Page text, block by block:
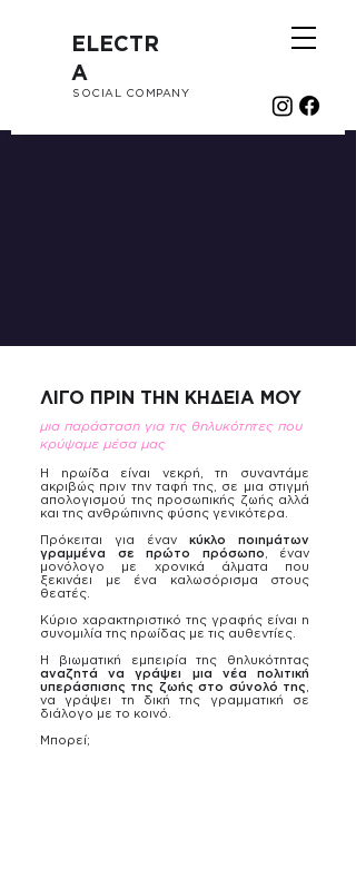
ELECTR
A
SOCIAL COMPANY
ΛΙΓΟ ΠΡΙΝ ΤΗΝ ΚΗΔΕΙΑ ΜΟΥ
μια παράσταση για τις θηλυκότητες που
κρύψαμε μέσα μας
Η ηρωίδα είναι νεκρή, τη συναντάμε
ακριβώς πριν την ταφή της, σε μια στιγμή
απολογισμού της προσωπικής ζωής αλλά
και της ανθρώπινης φύσης γενικότερα.
Πρόκειται για έναν κύκλο ποιημάτων
γραμμένα σε πρώτο πρόσωπο , έναν
μονόλογο με χρονικά άλματα που
ξεκινάει με ένα καλωσόρισμα στους
θεατές.
Κύριο χαρακτηριστικό της γραφής είναι η
συνομιλία της ηρωίδας με τις αυθεντίες.
Η βιωματική εμπειρία της θηλυκότητας
αναζητά να γράψει μια νέα πολιτική
υπεράσπισης της ζωής στο σύνολό της
να γράψει τη δική της γραμματική σε
διάλογο με το κοινό.
Μπορεί;